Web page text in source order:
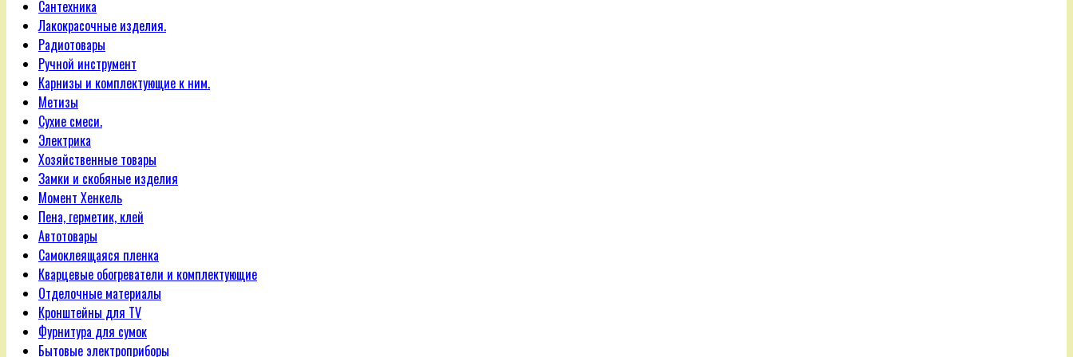
Сантехника
Лакокрасочные изделия.
Радиотовары
Ручной инструмент
Карнизы и комплектующие к ним.
Метизы
Сухие смеси.
Электрика
Хозяйственные товары
Замки и скобяные изделия
Момент Хенкель
Пена, герметик, клей
Автотовары
Самоклеящаяся пленка
Кварцевые обогреватели и комплектующие
Отделочные материалы
Кронштейны для TV
Фурнитура для сумок
Бытовые электроприборы